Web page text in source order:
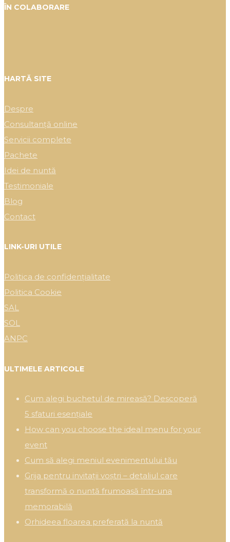
ÎN COLABORARE
HARTĂ SITE
Despre
Consultanță online
Servicii complete
Pachete
Idei de nuntă
Testimoniale
Blog
Contact
LINK-URI UTILE
Politica de confidențialitate
Politica Cookie
SAL
SOL
ANPC
ULTIMELE ARTICOLE
Cum alegi buchetul de mireasă? Descoperă
5 sfaturi esențiale
How can you choose the ideal menu for your
event
Cum să alegi meniul evenimentului tău
Grija pentru invitații voștri – detaliul care
transformă o nuntă frumoasă într-una
memorabilă
Orhideea floarea preferată la nuntă